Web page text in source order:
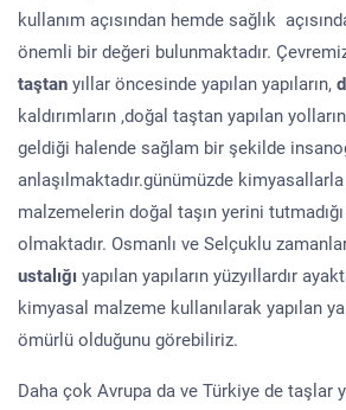
kullanım açısından hemde sağlık
önemli bir değeri bulunmaktadır.
taştan yıllar öncesinde yapılan yapıların,
kaldırımların ,doğal taştan yapılan
geldiği halende sağlam bir şekilde
anlaşılmaktadır.günümüzde kimyasallarla
malzemelerin doğal taşın yerini
olmaktadır. Osmanlı ve Selçuklu
ustalığı yapılan yapıların yüzyıllardır
kimyasal malzeme kullanılarak yapılan
ömürlü olduğunu görebiliriz.
Daha çok Avrupa da ve Türkiye de taşlar